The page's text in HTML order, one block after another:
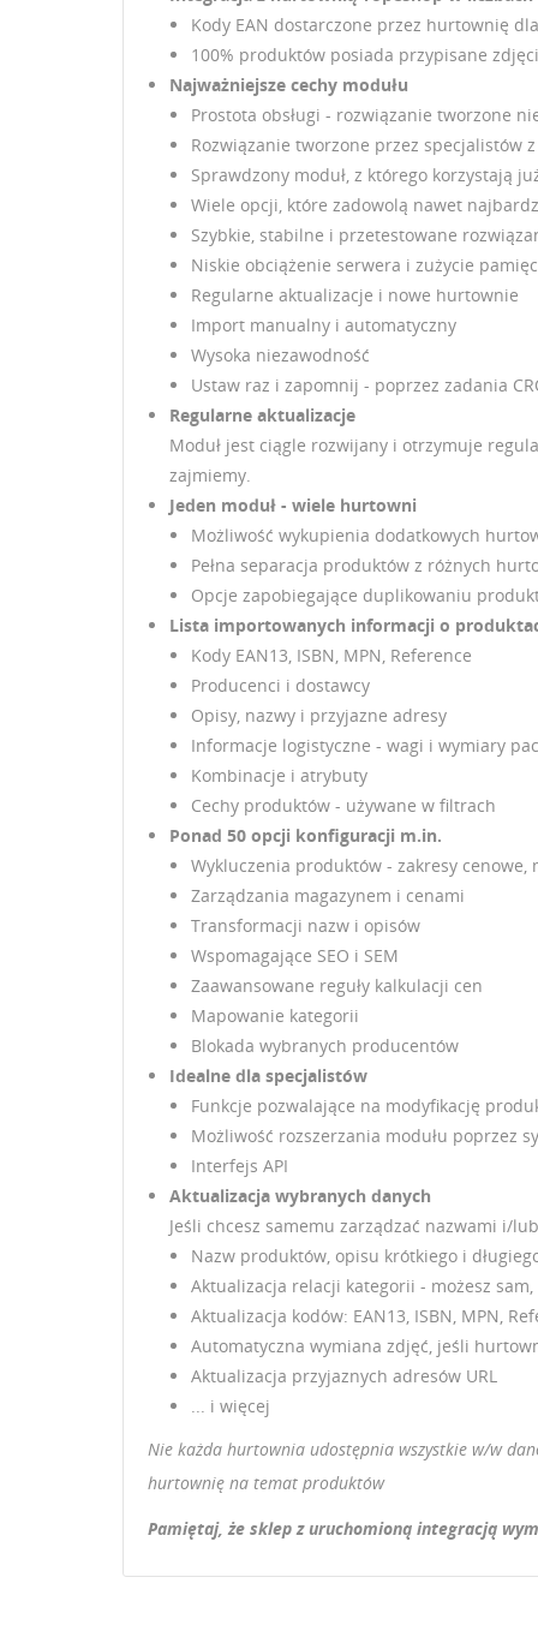
Kody EAN dostarczone przez hurtownię
100% produktów posiada przypisane
Najważniejsze cechy modułu
Prostota obsługi - rozwiązanie tworzone
Rozwiązanie tworzone przez specjalistów
Sprawdzony moduł, z którego korzystają
Wiele opcji, które zadowolą nawet
Szybkie, stabilne i przetestowane
Niskie obciążenie serwera i zużycie
Regularne aktualizacje i nowe hurtownie
Import manualny i automatyczny
Wysoka niezawodność
Ustaw raz i zapomnij - poprzez zadania
Regularne aktualizacje
Moduł jest ciągle rozwijany i otrzymuje
zajmiemy.
Jeden moduł - wiele hurtowni
Możliwość wykupienia dodatkowych
Pełna separacja produktów z różnych
Opcje zapobiegające duplikowaniu
Lista importowanych informacji o
Kody EAN13, ISBN, MPN, Reference
Producenci i dostawcy
Opisy, nazwy i przyjazne adresy
Informacje logistyczne - wagi i wymiary
Kombinacje i atrybuty
Cechy produktów - używane w filtrach
Ponad 50 opcji konfiguracji m.in.
Wykluczenia produktów - zakresy
Zarządzania magazynem i cenami
Transformacji nazw i opisów
Wspomagające SEO i SEM
Zaawansowane reguły kalkulacji cen
Mapowanie kategorii
Blokada wybranych producentów
Idealne dla specjalistów
Funkcje pozwalające na modyfikację
Możliwość rozszerzania modułu poprzez
Interfejs API
Aktualizacja wybranych danych
Jeśli chcesz samemu zarządzać nazwami i/
Nazw produktów, opisu krótkiego i
Aktualizacja relacji kategorii - możesz
Aktualizacja kodów: EAN13, ISBN, MPN,
Automatyczna wymiana zdjęć, jeśli
Aktualizacja przyjaznych adresów URL
... i więcej
Nie każda hurtownia udostępnia wszystkie w/w
hurtownię na temat produktów
Pamiętaj, że sklep z uruchomioną integracją